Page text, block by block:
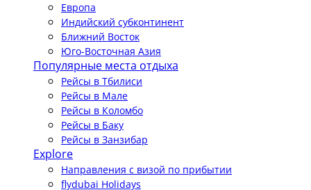
Европа
Индийский субконтинент
Ближний Восток
Юго-Восточная Азия
Популярные места отдыха
Рейсы в Тбилиси
Рейсы в Мале
Рейсы в Коломбо
Рейсы в Баку
Рейсы в Занзибар
Explore
Направления с визой по прибытии
flydubai Holidays